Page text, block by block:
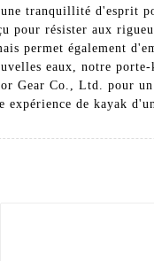
tranquillité d'esprit
pour résister aux
permet également
eaux, notre
Gear Co., Ltd. pour
de kayak